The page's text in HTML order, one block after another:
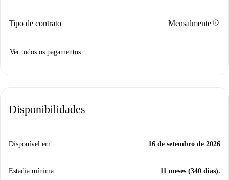
Tipo de contrato Mensalmenteinfo
Ver todos os pagamentos
Disponibilidades
Disponível em 16 de setembro de 2026
Estadia mínima 11 meses (340 dias).